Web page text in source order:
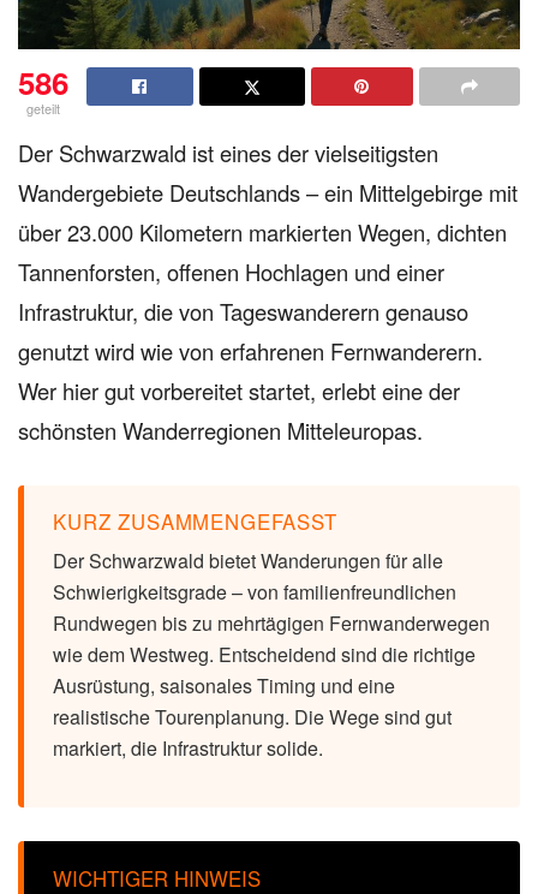
586
geteilt
Der Schwarzwald ist eines der vielseitigsten
Wandergebiete Deutschlands – ein Mittelgebirge mit
über 23.000 Kilometern markierten Wegen, dichten
Tannenforsten, offenen Hochlagen und einer
Infrastruktur, die von Tageswanderern genauso
genutzt wird wie von erfahrenen Fernwanderern.
Wer hier gut vorbereitet startet, erlebt eine der
schönsten Wanderregionen Mitteleuropas.
KURZ ZUSAMMENGEFASST
Der Schwarzwald bietet Wanderungen für alle
Schwierigkeitsgrade – von familienfreundlichen
Rundwegen bis zu mehrtägigen Fernwanderwegen
wie dem Westweg. Entscheidend sind die richtige
Ausrüstung, saisonales Timing und eine
realistische Tourenplanung. Die Wege sind gut
markiert, die Infrastruktur solide.
WICHTIGER HINWEIS